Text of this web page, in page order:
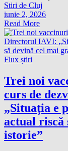
Stiri de Cluj
iunie 2, 2026
Read More
Flux știri
Trei noi
curs de
„Situația e
actual riscă
istorie”